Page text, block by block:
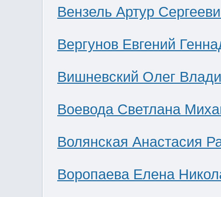
Вензель Артур
Вергунов Евгений
Вишневский Олег
Воевода Светлана
Волянская Анастасия
Воропаева Елена